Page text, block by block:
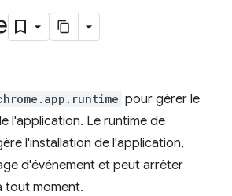
pour gérer le
l'application. Le runtime de
l'installation de l'application,
d'événement et peut arrêter
tout moment.